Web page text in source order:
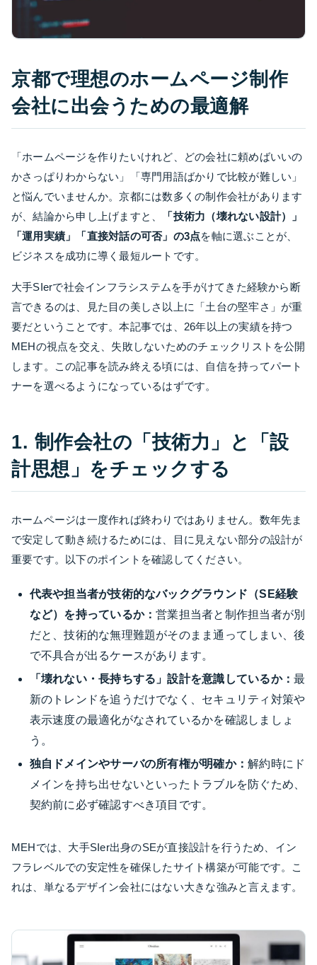
京都で理想のホームページ制作
会社に出会うための最適解
「ホームページを作りたいけれど、どの会社に頼めばいいの
かさっぱりわからない」「専門用語ばかりで比較が難しい」
と悩んでいませんか。京都には数多くの制作会社があります
が、結論から申し上げますと、
「技術力（壊れない設計）」
「運用実績」「直接対話の可否」の3点を軸に選ぶことが、
ビジネスを成功に導く最短ルートです。
大手SIerで社会インフラシステムを手がけてきた経験から断
言できるのは、見た目の美しさ以上に「土台の堅牢さ」が重
要だということです。本記事では、26年以上の実績を持つ
MEHの視点を交え、失敗しないためのチェックリストを公開
します。この記事を読み終える頃には、自信を持ってパート
ナーを選べるようになっているはずです。
1. 制作会社の「技術力」と「設
計思想」をチェックする
ホームページは一度作れば終わりではありません。数年先ま
で安定して動き続けるためには、目に見えない部分の設計が
重要です。以下のポイントを確認してください。
代表や担当者が技術的なバックグラウンド（SE経験
など）を持っているか：営業担当者と制作担当者が別
だと、技術的な無理難題がそのまま通ってしまい、後
で不具合が出るケースがあります。
「壊れない・長持ちする」設計を意識しているか：最
新のトレンドを追うだけでなく、セキュリティ対策や
表示速度の最適化がなされているかを確認しましょ
う。
独自ドメインやサーバの所有権が明確か：解約時にド
メインを持ち出せないといったトラブルを防ぐため、
契約前に必ず確認すべき項目です。
MEHでは、大手SIer出身のSEが直接設計を行うため、イン
フラレベルでの安定性を確保したサイト構築が可能です。こ
れは、単なるデザイン会社にはない大きな強みと言えます。